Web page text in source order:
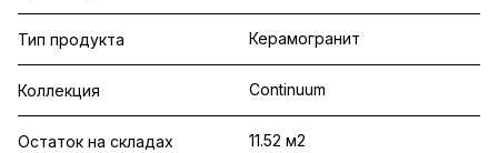
Тип продукта Керамогранит
Коллекция Continuum
Остаток на складах 11.52 м2